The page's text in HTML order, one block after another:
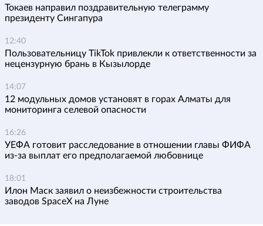
Токаев направил поздравительную телеграмму
президенту Сингапура
12:40
Пользовательницу TikTok привлекли к ответственности за
нецензурную брань в Кызылорде
14:07
12 модульных домов установят в горах Алматы для
мониторинга селевой опасности
16:26
УЕФА готовит расследование в отношении главы ФИФА
из-за выплат его предполагаемой любовнице
18:01
Илон Маск заявил о неизбежности строительства
заводов SpaceX на Луне